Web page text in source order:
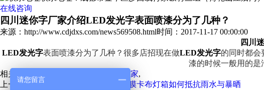
在线咨询
四川迷你字厂家介绍LED发光字表面喷漆分为了几种？
来源：http://www.cdjdxs.com/news569508.html时间：2017-11-17 00:00:00
四川
LED发光字表面喷漆分为了几种？很多店招现在做LED发光字的同时都会
漆的时候一般用的是
相关来源：
四川迷你字厂家,
上一篇：迷你发光字厂家介绍户外软膜卡布灯箱如何抵抗雨水与暴晒
请您留言